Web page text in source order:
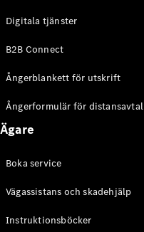
Konfigurator
Benz Online
Transportbilar
Digitala tjänster
B2B Connect
Ångerblankett för utskrift
Ångerformulär för distansavtal
Ägare
Boka service
Vägassistans och skadehjälp
Instruktionsböcker